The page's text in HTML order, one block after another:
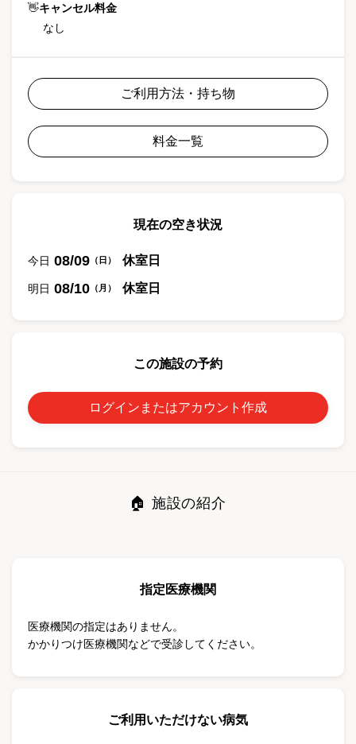
👋キャンセル料金
なし
ご利用方法・持ち物
料金一覧
現在の空き状況
今日 08/09 （ 日 ） 休室日
明日 08/10 （ 月 ） 休室日
この施設の予約
ログインまたはアカウント作成
🏠 施設の紹介
指定医療機関
医療機関の指定はありません。
かかりつけ医療機関などで受診してください。
ご利用いただけない病気